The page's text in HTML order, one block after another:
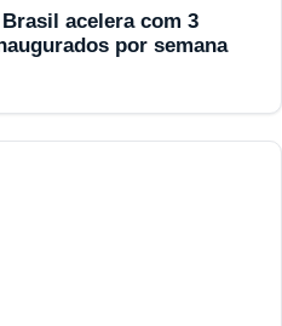
acelera com 3
por semana